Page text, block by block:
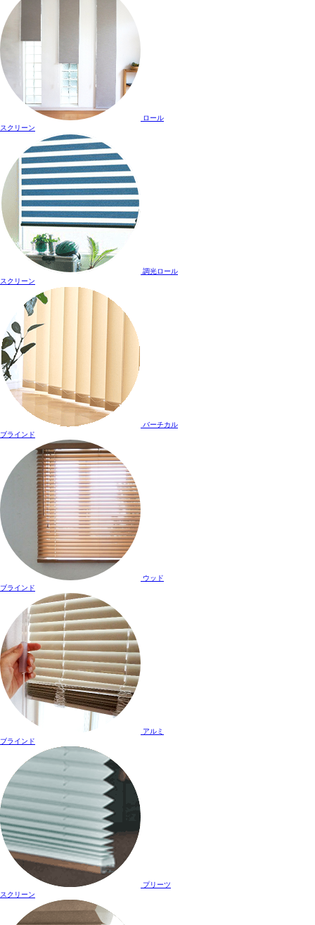
ロール
スクリーン
調光ロール
スクリーン
バーチカル
ブラインド
ウッド
ブラインド
アルミ
ブラインド
プリーツ
スクリーン